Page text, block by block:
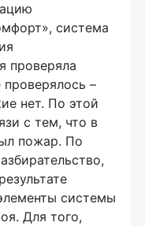
система
проверяла
–
нет. По этой
с тем, что в
пожар. По
системы
Для того,